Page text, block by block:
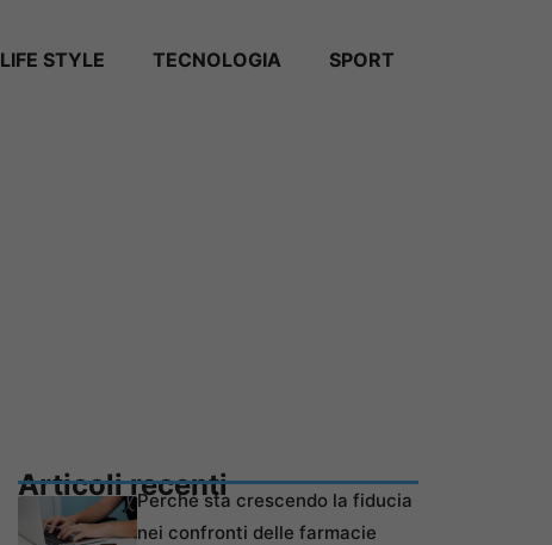
LIFE STYLE TECNOLOGIA SPORT
Articoli recentiPerché sta crescendo la fiducia
nei confronti delle farmacie